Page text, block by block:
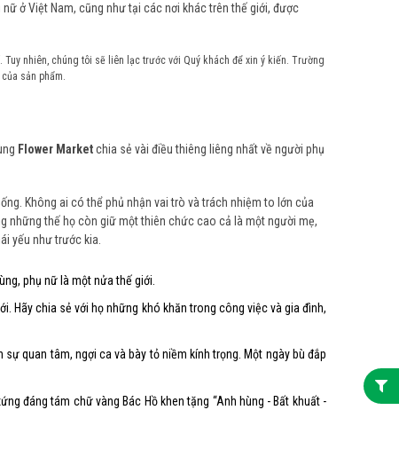
nữ ở Việt Nam, cũng như tại các nơi khác trên thế giới, được
nhiên, chúng tôi sẽ liên lạc trước với Quý khách để xin ý kiến. Trường
sản phẩm.
Flower Marketchia sẻ vài điều thiêng liêng nhất về người phụ
Không ai có thể phủ nhận vai trò và trách nhiệm to lớn của
những thế họ còn giữ một thiên chức cao cả là một người mẹ,
yếu như trước kia.
phụ nữ là một nửa thế giới.
Hãy chia sẻ với họ những khó khăn trong công việc và gia đình,
quan tâm, ngợi ca và bày tỏ niềm kính trọng. Một ngày bù đắp
đáng tám chữ vàng Bác Hồ khen tặng “Anh hùng - Bất khuất -